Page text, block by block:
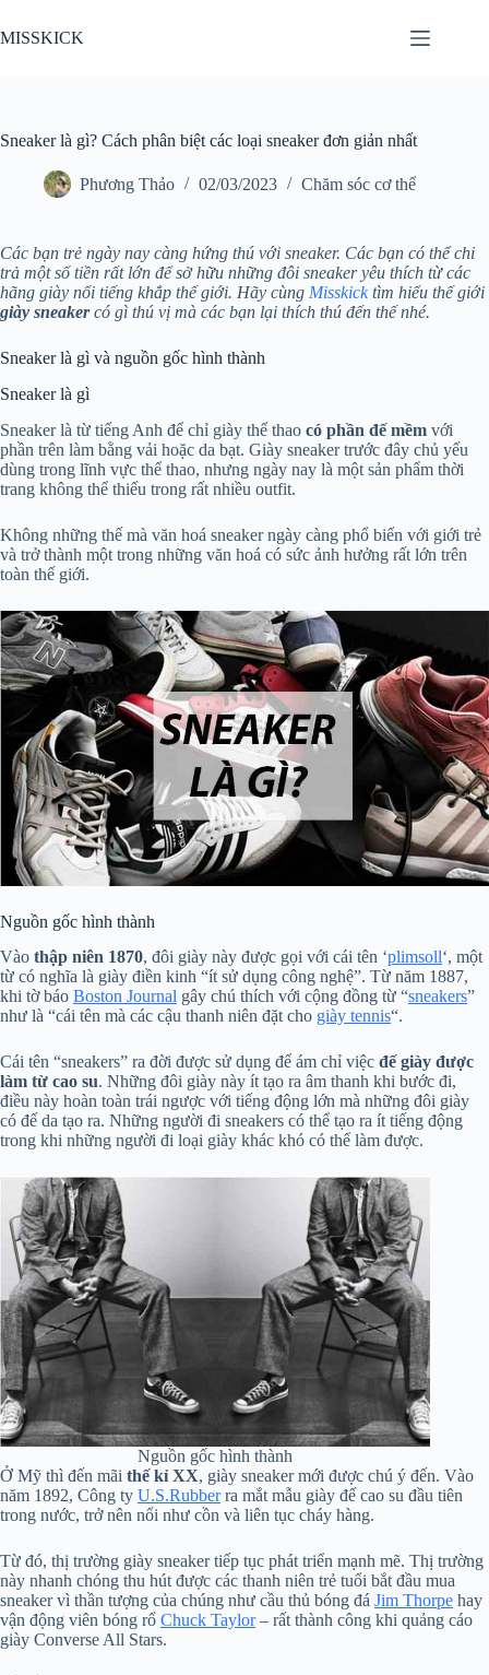
đến
phần
MISSKICK
Sneaker là gì? Cách phân biệt các loại sneaker đơn giản nhất
Phương Thảo 02/03/2023 Chăm sóc cơ thể
Các bạn trẻ ngày nay càng hứng thú với sneaker. Các bạn có thể chi
trả một số tiền rất lớn để sở hữu những đôi sneaker yêu thích từ các
hãng giày nổi tiếng khắp thế giới. Hãy cùng Misskicktìm hiểu thế giới
giày sneakercó gì thú vị mà các bạn lại thích thú đến thế nhé.
Sneaker là gì và nguồn gốc hình thành
Sneaker là gì
Sneaker là từ tiếng Anh để chỉ giày thể thao có phần đế mềm với
phần trên làm bằng vải hoặc da bạt. Giày sneaker trước đây chủ yếu
dùng trong lĩnh vực thể thao, nhưng ngày nay là một sản phẩm thời
trang không thể thiếu trong rất nhiều outfit.
Không những thế mà văn hoá sneaker ngày càng phổ biến với giới trẻ
và trở thành một trong những văn hoá có sức ảnh hưởng rất lớn trên
toàn thế giới.
Nguồn gốc hình thành
Vào thập niên 1870, đôi giày này được gọi với cái tên ‘plimsoll‘, một
từ có nghĩa là giày điền kinh “ít sử dụng công nghệ”. Từ năm 1887,
khi tờ báo Boston Journal gây chú thích với cộng đồng từ “sneakers”
như là “cái tên mà các cậu thanh niên đặt cho giày tennis“.
Cái tên “sneakers” ra đời được sử dụng để ám chỉ việc đế giày được
làm từ cao su. Những đôi giày này ít tạo ra âm thanh khi bước đi,
điều này hoàn toàn trái ngược với tiếng động lớn mà những đôi giày
có đế da tạo ra. Những người đi sneakers có thể tạo ra ít tiếng động
trong khi những người đi loại giày khác khó có thể làm được.
Nguồn gốc hình thành
Ở Mỹ thì đến mãi thế kỉ XX, giày sneaker mới được chú ý đến. Vào
năm 1892, Công ty U.S.Rubberra mắt mẫu giày đế cao su đầu tiên
trong nước, trở nên nổi như cồn và liên tục cháy hàng.
Từ đó, thị trường giày sneaker tiếp tục phát triển mạnh mẽ. Thị trường
này nhanh chóng thu hút được các thanh niên trẻ tuổi bắt đầu mua
sneaker vì thần tượng của chúng như cầu thủ bóng đá Jim Thorpe hay
vận động viên bóng rổ Chuck Taylor– rất thành công khi quảng cáo
giày Converse All Stars.